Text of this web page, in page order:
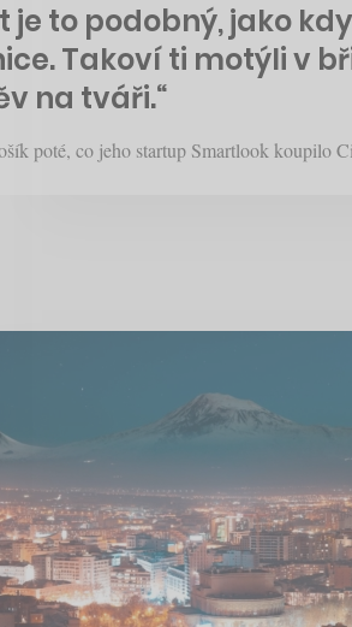
je to podobný, jako
Takoví ti motýli v
na tváři.“
poté, co jeho startup Smartlook koupilo